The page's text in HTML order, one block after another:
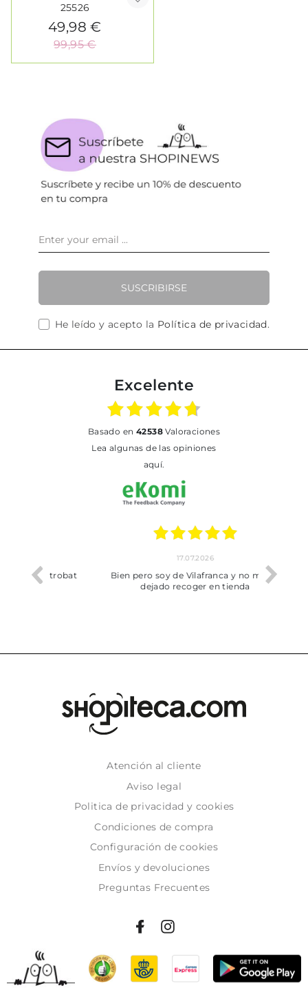
25526
49,98 €
99,95 €
SUSCRIBIRSE
He leído y acepto la Política de privacidad.
Excelente
basado en 42538Valoraciones
Lea algunas de las opiniones
aquí.
trobat
Bien pero soy de Vilafranca y no me ha
dejado recoger en tienda
Atención al cliente
Aviso legal
Politica de privacidad y cookies
Condiciones de compra
Configuración de cookies
Envíos y devoluciones
Preguntas Frecuentes